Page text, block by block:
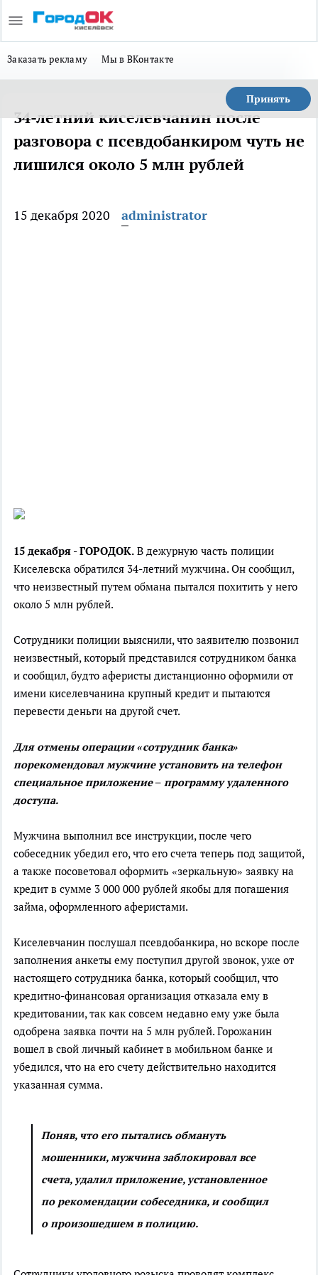
Заказать рекламу Мы в ВКонтакте
Принять
34-летний киселевчанин после
разговора с псевдобанкиром чуть не
лишился около 5 млн рублей
15 декабря 2020 administrator
15 декабря - ГОРОДОК. В дежурную часть полиции
Киселевска обратился 34-летний мужчина. Он сообщил,
что неизвестный путем обмана пытался похитить у него
около 5 млн рублей.
Сотрудники полиции выяснили, что заявителю позвонил
неизвестный, который представился сотрудником банка
и сообщил, будто аферисты дистанционно оформили от
имени киселевчанина крупный кредит и пытаются
перевести деньги на другой счет.
Для отмены операции «сотрудник банка»
порекомендовал мужчине установить на телефон
специальное приложение – программу удаленного
доступа.
Мужчина выполнил все инструкции, после чего
собеседник убедил его, что его счета теперь под защитой,
а также посоветовал оформить «зеркальную» заявку на
кредит в сумме 3 000 000 рублей якобы для погашения
займа, оформленного аферистами.
Киселевчанин послушал псевдобанкира, но вскоре после
заполнения анкеты ему поступил другой звонок, уже от
настоящего сотрудника банка, который сообщил, что
кредитно-финансовая организация отказала ему в
кредитовании, так как совсем недавно ему уже была
одобрена заявка почти на 5 млн рублей. Горожанин
вошел в свой личный кабинет в мобильном банке и
убедился, что на его счету действительно находится
указанная сумма.
Поняв, что его пытались обмануть
мошенники, мужчина заблокировал все
счета, удалил приложение, установленное
по рекомендации собеседника, и сообщил
о произошедшем в полицию.